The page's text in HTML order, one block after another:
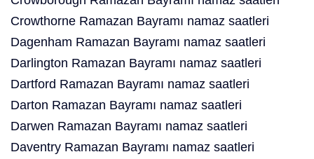
Crowthorne Ramazan Bayramı namaz saatleri
Dagenham Ramazan Bayramı namaz saatleri
Darlington Ramazan Bayramı namaz saatleri
Dartford Ramazan Bayramı namaz saatleri
Darton Ramazan Bayramı namaz saatleri
Darwen Ramazan Bayramı namaz saatleri
Daventry Ramazan Bayramı namaz saatleri